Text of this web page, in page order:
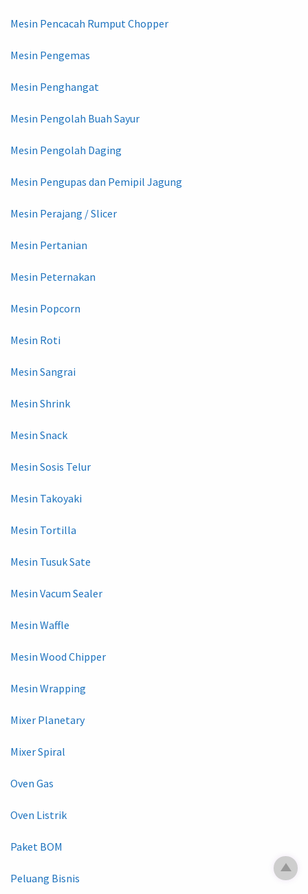
Mesin Pencacah Rumput Chopper
Mesin Pengemas
Mesin Penghangat
Mesin Pengolah Buah Sayur
Mesin Pengolah Daging
Mesin Pengupas dan Pemipil Jagung
Mesin Perajang / Slicer
Mesin Pertanian
Mesin Peternakan
Mesin Popcorn
Mesin Roti
Mesin Sangrai
Mesin Shrink
Mesin Snack
Mesin Sosis Telur
Mesin Takoyaki
Mesin Tortilla
Mesin Tusuk Sate
Mesin Vacum Sealer
Mesin Waffle
Mesin Wood Chipper
Mesin Wrapping
Mixer Planetary
Mixer Spiral
Oven Gas
Oven Listrik
Paket BOM
Peluang Bisnis